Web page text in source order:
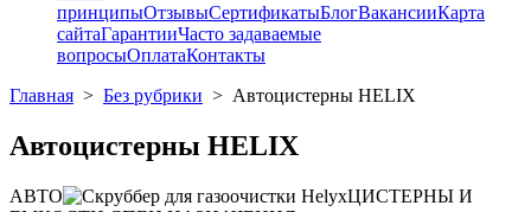
принципыОтзывыСертификатыБлогВакансииКарта
сайтаГарантииЧасто задаваемые
вопросыОплатаКонтакты
Главная > Без рубрики > Автоцистерны HELIX
Автоцистерны HELIX
АВТО
ЦИСТЕРНЫ И